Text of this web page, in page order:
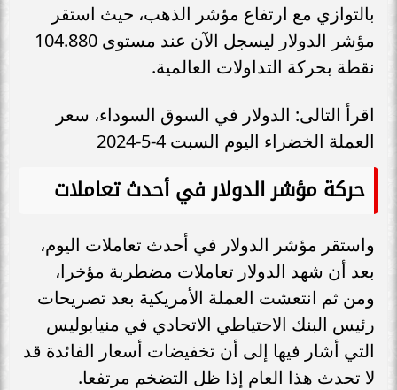
بالتوازي مع ارتفاع مؤشر الذهب، حيث استقر
مؤشر الدولار ليسجل الآن عند مستوى 104.880
نقطة بحركة التداولات العالمية.
اقرأ التالى: الدولار في السوق السوداء، سعر
العملة الخضراء اليوم السبت 4-5-2024
حركة مؤشر الدولار في أحدث تعاملات
واستقر مؤشر الدولار في أحدث تعاملات اليوم،
بعد أن شهد الدولار تعاملات مضطربة مؤخرا،
ومن ثم انتعشت العملة الأمريكية بعد تصريحات
رئيس البنك الاحتياطي الاتحادي في منيابوليس
التي أشار فيها إلى أن تخفيضات أسعار الفائدة قد
لا تحدث هذا العام إذا ظل التضخم مرتفعا.